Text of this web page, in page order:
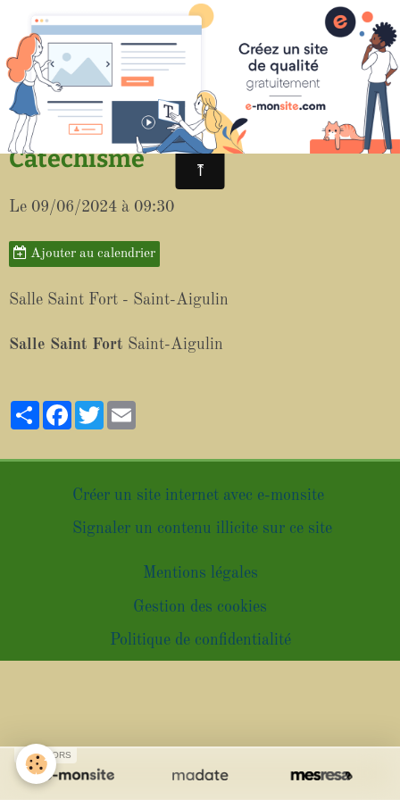
Paroisse de Saint-Aigulin
Catéchisme
Le 09/06/2024 à 09:30
Ajouter au calendrier
Salle Saint Fort - Saint-Aigulin
Salle Saint Fort Saint-Aigulin
PartagerFacebook
Twitter
Créer un site internet avec e-monsite
Signaler un contenu illicite sur ce site
Mentions légales
Gestion des cookies
Politique de confidentialité
SPONSORS